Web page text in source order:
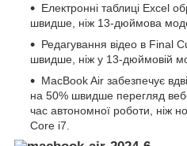
Електронні таблиці Excel
швидше, ніж 13-дюймова
Редагування відео в Final
швидше, ніж у 13-дюймовій
MacBook Air забезпечує
на 50% швидше перегляд
час автономної роботи, ніж
Core i7.